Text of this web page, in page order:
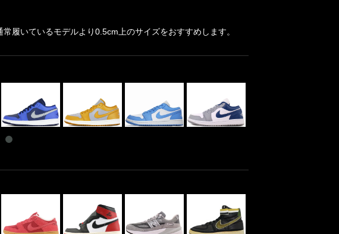
履いているモデルより0.5cm上のサイズをおすすめします。